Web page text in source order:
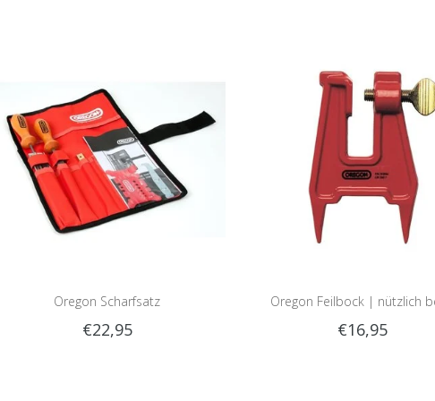
Oregon Scharfsatz
€22,95
Oregon Feilbock | nützlich
Schärfen im Wald!
€16,95